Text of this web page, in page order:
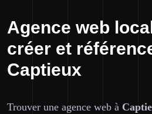
Agence web
créer et
Captieux
Trouver une agence web à